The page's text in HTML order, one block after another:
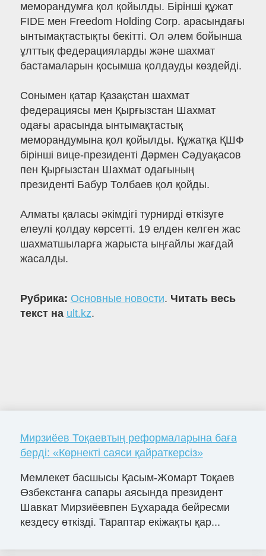
меморандумға қол қойылды. Бірінші құжат
FIDE мен Freedom Holding Corp. арасындағы
ынтымақтастықты бекітті. Ол әлем бойынша
ұлттық федерацияларды және шахмат
бастамаларын қосымша қолдауды көздейді.
Сонымен қатар Қазақстан шахмат
федерациясы мен Қырғызстан Шахмат
одағы арасында ынтымақтастық
меморандумына қол қойылды. Құжатқа ҚШФ
бірінші вице-президенті Дәрмен Сәдуақасов
пен Қырғызстан Шахмат одағының
президенті Бабур Толбаев қол қойды.
Алматы қаласы әкімдігі турнирді өткізуге
елеулі қолдау көрсетті. 19 елден келген жас
шахматшыларға жарыста ыңғайлы жағдай
жасалды.
Рубрика: Основные новости. Читать весь
текст на ult.kz.
Мирзиёев Тоқаевтың реформаларына баға
берді: «Көрнекті саяси қайраткерсіз»
Мемлекет басшысы Қасым-Жомарт Тоқаев
Өзбекстанға сапары аясында президент
Шавкат Мирзиёевпен Бұхарада бейресми
кездесу өткізді. Тараптар екіжақты қар...